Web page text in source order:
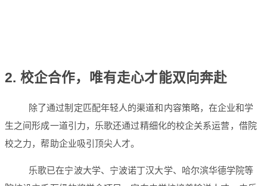
2. 校企合作，唯有走心才能双向奔赴
除了通过制定匹配年轻人的渠道和内容策略，在企业和学
生之间形成一道引力，乐歌还通过精细化的校企关系运营，借院
校之力，帮助企业吸引顶尖人才。
乐歌已在宁波大学、宁波诺丁汉大学、哈尔滨华德学院等